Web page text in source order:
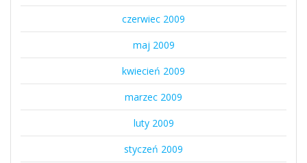
czerwiec 2009
maj 2009
kwiecień 2009
marzec 2009
luty 2009
styczeń 2009